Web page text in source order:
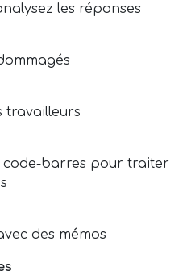
les réponses
travailleurs
code-barres pour traiter
des mémos